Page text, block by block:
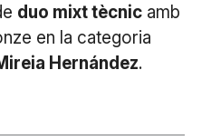
duo mixt tècnicamb
en la categoria
Hernández.